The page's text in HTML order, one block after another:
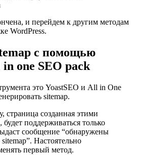
и перейдем к другим методам
WordPress.
с помощью
one SEO pack
это YoastSEO и All in One
sitemap.
страница созданная этими
поддерживаться только
сообщение “обнаружены
Настоятельно
первый метод.